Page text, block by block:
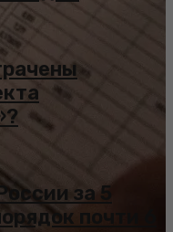
за 5
почти 6